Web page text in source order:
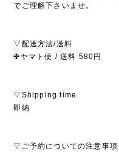
でご理解下さいませ。
▽配送方法/送料
✤ヤマト便 / 送料 580円
▽Shipping time
即納
▽ご予約についての注意事